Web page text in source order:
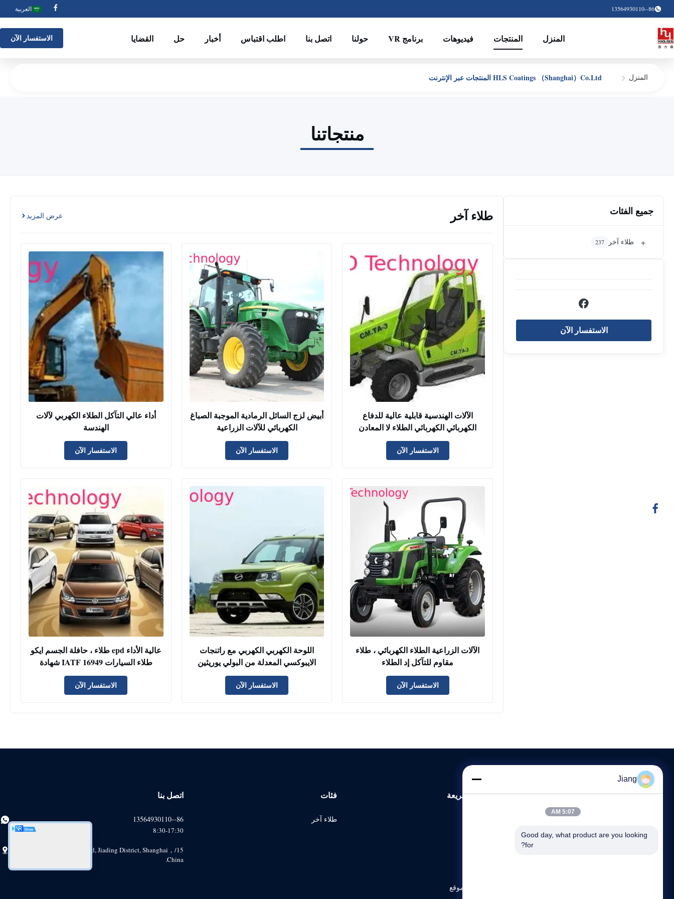
86--13564930110 العربية
المنزل المنتجات فيديوهات برنامج VR حولنا اتصل بنا اطلب اقتباس أخبار حل القضايا الاستفسار الآن
المنزل HLS Coatings （Shanghai）Co.Ltd المنتجات عبر الإنترنت
منتجاتنا
جميع الفئات
+ طلاء آخر 237
الاستفسار الآن
طلاء آخر عرض المزيد
الآلات الهندسية قابلية عالية للدفاع
الكهربائي الكهربائي الطلاء لا المعادن
الثقيلة
الاستفسار الآن
أبيض لزج السائل الرمادية الموجبة الصباغ
الكهربائي للآلات الزراعية
الاستفسار الآن
أداء عالي التآكل الطلاء الكهربي لآلات
الهندسة
الاستفسار الآن
الآلات الزراعية الطلاء الكهربائي ، طلاء
مقاوم للتآكل إد الطلاء
الاستفسار الآن
اللوحة الكهربي الكهربي مع راتنجات
الايبوكسي المعدلة من البولي يوريثين
الاستفسار الآن
عالية الأداء epd طلاء ، حافلة الجسم ايكو
طلاء السيارات IATF 16949 شهادة
الاستفسار الآن
روابط سريعة
خريطة الموقع
فئات
طلاء آخر
اتصل بنا
86--13564930110
8:30-17:30
15/F, No.1185, Huyi Road, Jiading District, Shanghai，
China.
Jiang
5:07 AM
Good day, what product are you looking
for?